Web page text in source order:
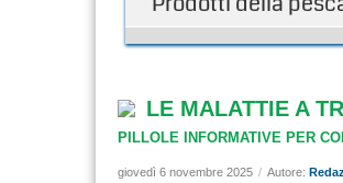
LE MALATTIE A
PILLOLE INFORMATIVE PER
giovedì 6 novembre 2025 / Autore: